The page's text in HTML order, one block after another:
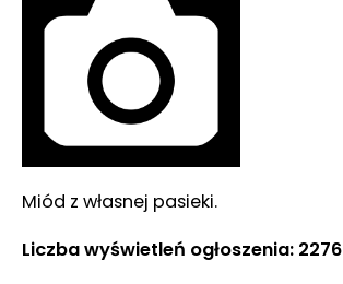
Miód z własnej pasieki.
Liczba wyświetleń ogłoszenia: 2276